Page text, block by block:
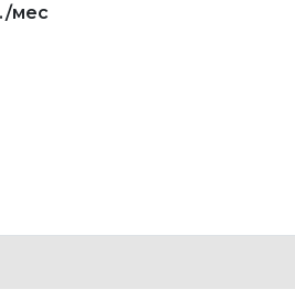
мес